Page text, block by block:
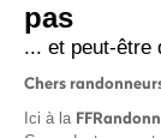
pas
... et peut-être
Chers
Ici à la